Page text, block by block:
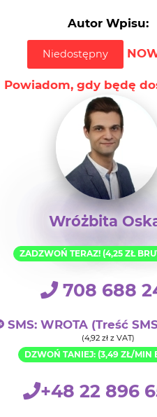
Autor Wpisu:
Niedostępny
Powiadom, gdy będę
Wróżbita
ZADZWOŃ TERAZ! (4,25 ZŁ
708 688
SMS: WROTA (treść
(4,92 zł z VAT)
DZWOŃ TANIEJ: (3,49 ZŁ/MIN
+48 22 896